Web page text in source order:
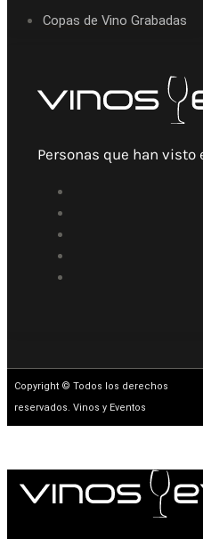
Copas de Vino Grabadas
Personas que han visto
Copyright © Todos los derechos
reservados. Vinos y Eventos